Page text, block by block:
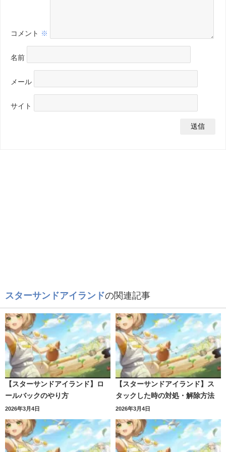
コメント ※
名前
メール
サイト
スターサンドアイランドの関連記事
【スターサンドアイランド】ロ
ールバックのやり方
2026年3月4日
【スターサンドアイランド】ス
タックした時の対処・解除方法
2026年3月4日